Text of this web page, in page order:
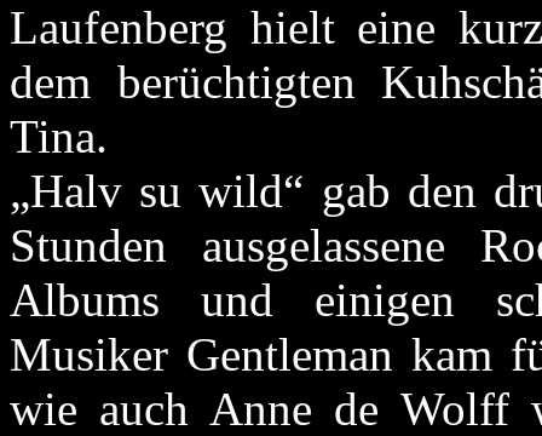
Laufenberg hielt eine
dem berüchtigten
Tina.
„Halv su wild“ gab den
Stunden ausgelassene
Albums und einigen
Musiker Gentleman kam
wie auch Anne de Wolff